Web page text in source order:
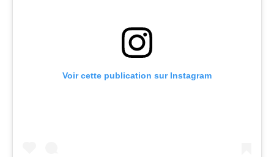
Voir cette publication sur Instagram